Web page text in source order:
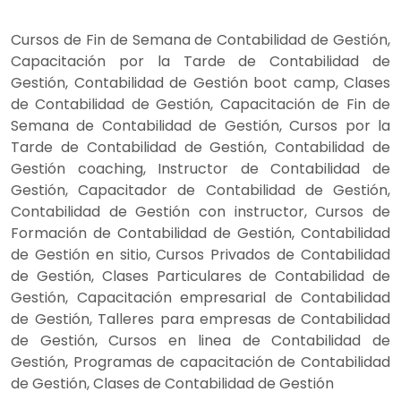
Cursos de Fin de Semana de Contabilidad de Gestión,
Capacitación por la Tarde de Contabilidad de
Gestión, Contabilidad de Gestión boot camp, Clases
de Contabilidad de Gestión, Capacitación de Fin de
Semana de Contabilidad de Gestión, Cursos por la
Tarde de Contabilidad de Gestión, Contabilidad de
Gestión coaching, Instructor de Contabilidad de
Gestión, Capacitador de Contabilidad de Gestión,
Contabilidad de Gestión con instructor, Cursos de
Formación de Contabilidad de Gestión, Contabilidad
de Gestión en sitio, Cursos Privados de Contabilidad
de Gestión, Clases Particulares de Contabilidad de
Gestión, Capacitación empresarial de Contabilidad
de Gestión, Talleres para empresas de Contabilidad
de Gestión, Cursos en linea de Contabilidad de
Gestión, Programas de capacitación de Contabilidad
de Gestión, Clases de Contabilidad de Gestión